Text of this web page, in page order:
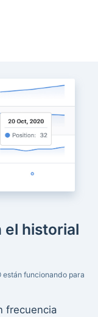
el historial
están funcionando para
frecuencia